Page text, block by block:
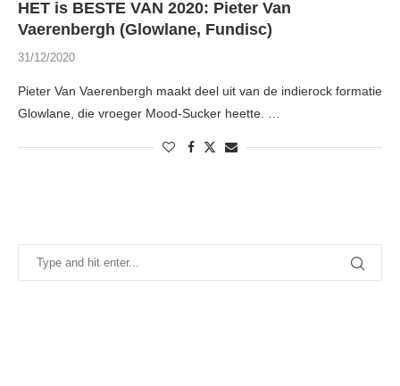
HET is BESTE VAN 2020: Pieter Van
Vaerenbergh (Glowlane, Fundisc)
31/12/2020
Pieter Van Vaerenbergh maakt deel uit van de indierock formatie
Glowlane, die vroeger Mood-Sucker heette. …